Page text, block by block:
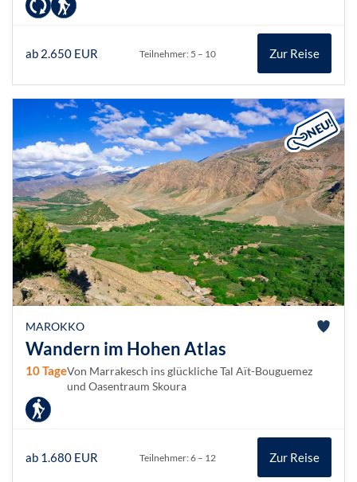
ab 2.650 EUR Teilnehmer: 5 – 10 Zur Reise
MAROKKO
Wandern im Hohen Atlas
10 TageVon Marrakesch ins glückliche Tal Aït-Bouguemez
und Oasentraum Skoura
ab 1.680 EUR Teilnehmer: 6 – 12 Zur Reise